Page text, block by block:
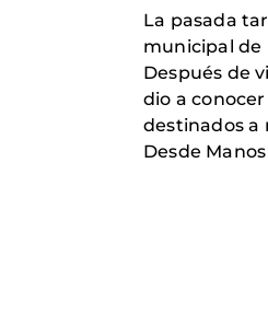
La pasada
municipal de
Después de
dio a
destinados a
Desde